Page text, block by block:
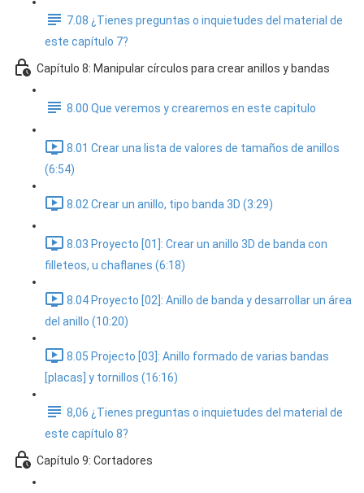
7.08 ¿Tienes preguntas o inquietudes del material de
este capítulo 7?
Capítulo 8: Manipular círculos para crear anillos y bandas
8.00 Que veremos y crearemos en este capitulo
8.01 Crear una lista de valores de tamaños de anillos
(6:54)
8.02 Crear un anillo, tipo banda 3D (3:29)
8.03 Proyecto [01]: Crear un anillo 3D de banda con
filleteos, u chaflanes (6:18)
8.04 Proyecto [02]: Anillo de banda y desarrollar un área
del anillo (10:20)
8.05 Projecto [03]: Anillo formado de varias bandas
[placas] y tornillos (16:16)
8,06 ¿Tienes preguntas o inquietudes del material de
este capítulo 8?
Capítulo 9: Cortadores